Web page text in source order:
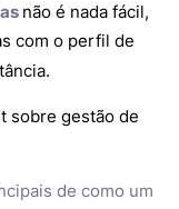
não é nada fácil,
com o perfil de
sobre gestão de
de como um